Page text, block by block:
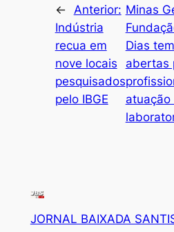
←
Anterior:
Indústria
recua em
nove locais
pesquisados
pelo IBGE
Minas
Dias
abertas
atuação
JORNAL BAIXADA